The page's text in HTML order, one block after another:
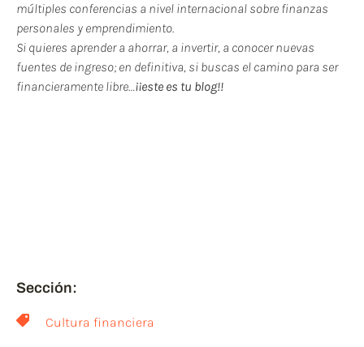
múltiples conferencias a nivel internacional sobre finanzas
personales y emprendimiento.
Si quieres aprender a ahorrar, a invertir, a conocer nuevas
fuentes de ingreso; en definitiva, si buscas el camino para ser
financieramente libre…¡¡este es tu blog!!
Sección:
Cultura financiera